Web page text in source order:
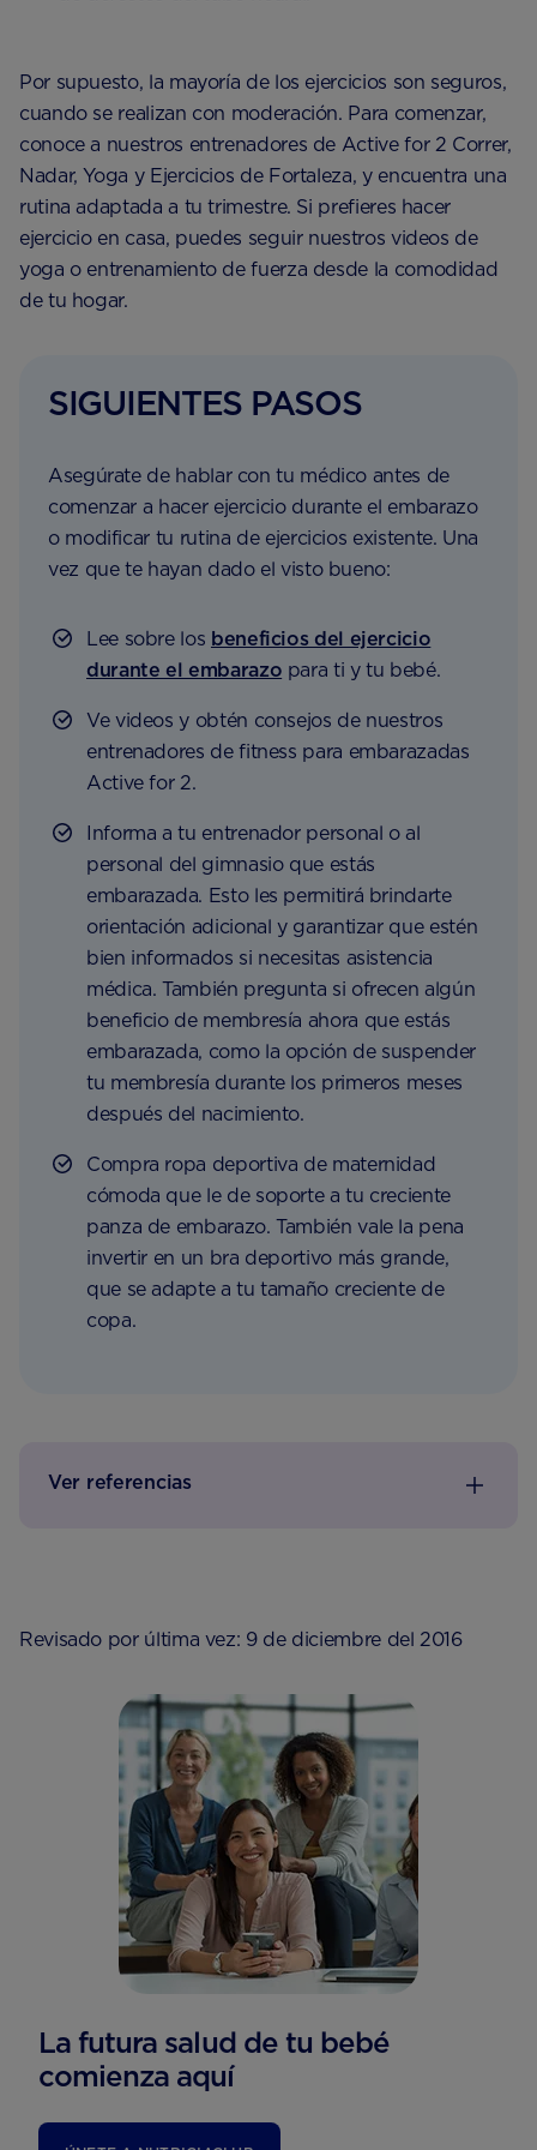
Por supuesto, la mayoría de los ejercicios son seguros,
cuando se realizan con moderación. Para comenzar,
conoce a nuestros entrenadores de Active for 2 Correr,
Nadar, Yoga y Ejercicios de Fortaleza, y encuentra una
rutina adaptada a tu trimestre. Si prefieres hacer
ejercicio en casa, puedes seguir nuestros videos de
yoga o entrenamiento de fuerza desde la comodidad
de tu hogar.
SIGUIENTES PASOS
Asegúrate de hablar con tu médico antes de
comenzar a hacer ejercicio durante el embarazo
o modificar tu rutina de ejercicios existente. Una
vez que te hayan dado el visto bueno:
Lee sobre los beneficios del ejercicio
durante el embarazo para ti y tu bebé.
Ve videos y obtén consejos de nuestros
entrenadores de fitness para embarazadas
Active for 2.
Informa a tu entrenador personal o al
personal del gimnasio que estás
embarazada. Esto les permitirá brindarte
orientación adicional y garantizar que estén
bien informados si necesitas asistencia
médica. También pregunta si ofrecen algún
beneficio de membresía ahora que estás
embarazada, como la opción de suspender
tu membresía durante los primeros meses
después del nacimiento.
Compra ropa deportiva de maternidad
cómoda que le de soporte a tu creciente
panza de embarazo. También vale la pena
invertir en un bra deportivo más grande,
que se adapte a tu tamaño creciente de
copa.
Ver referencias
Revisado por última vez: 9 de diciembre del 2016
La futura salud de tu bebé
comienza aquí